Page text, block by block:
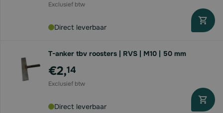
Direct leverbaar
T-anker tbv roosters | RVS | M10 | 50 mm
€2,14
Direct leverbaar